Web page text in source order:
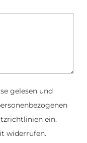
gelesen und
ein.
widerrufen.